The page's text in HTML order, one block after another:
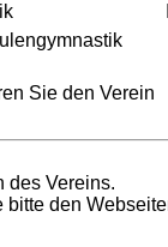
Sie den Verein
des Vereins.
den